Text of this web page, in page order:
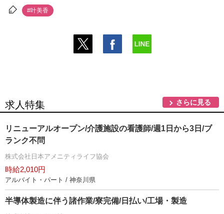
#叶美香
求人特集 さらに見る
リニューアルオープン/介護施設の看護師/週1日から3日/ブ
ランク不問
株式会社日本アメニティライフ協会
時給2,010円
アルバイト・パート / 神奈川県
半導体製造に伴う諸作業/寮完備/日払い/工場・製造